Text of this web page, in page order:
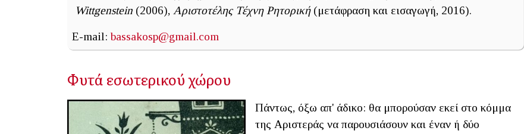
Wittgenstein (2006), Αριστοτέλης Τέχνη Ρητορική(μετάφραση και εισαγωγή, 2016).
E-mail:bassakosp@gmail.com
Φυτά εσωτερικού χώρου
Πάντως, όξω απ' άδικο: θα μπορούσαν εκεί στο κόμμα
της Αριστεράς να παρουσιάσουν και έναν ή δύο